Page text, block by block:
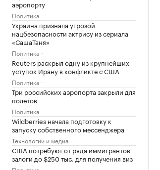
аэропорту
Политика
Украина признала угрозой
нацбезопасности актрису из сериала
«СашаТаня»
Политика
Reuters раскрыл одну из крупнейших
уступок Ирану в конфликте с США
Политика
Три российских аэропорта закрыли для
полетов
Политика
Wildberries начала подготовку к
запуску собственного мессенджера
Технологии и медиа
США потребуют от ряда иммигрантов
залоги до $250 тыс. для получения виз